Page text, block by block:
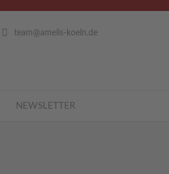
team@amelis-koeln.de
NEWSLETTER